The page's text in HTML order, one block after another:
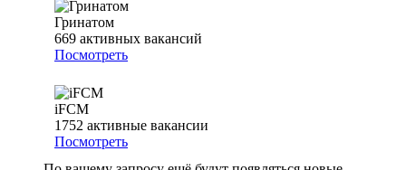
Гринатом
669 активных вакансий
Посмотреть
iFCM
1752 активные вакансии
Посмотреть